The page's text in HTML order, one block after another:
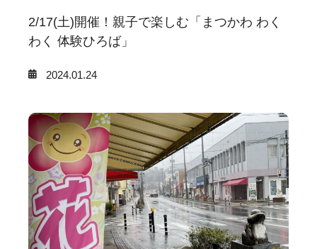
2/17(土)開催！親子で楽しむ「まつかわ わく
わく 体験ひろば」
2024.01.24